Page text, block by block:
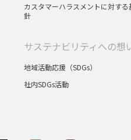
カスタマーハラスメントに対する
針
サステナビリティへの想
地域活動応援（SDGs）
社内SDGs活動